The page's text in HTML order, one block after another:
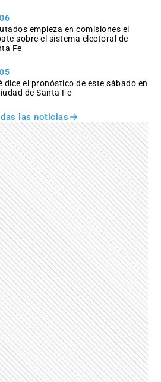
empieza en comisiones el
sobre el sistema electoral de
Fe
dice el pronóstico de este sábado en
de Santa Fe
las noticias